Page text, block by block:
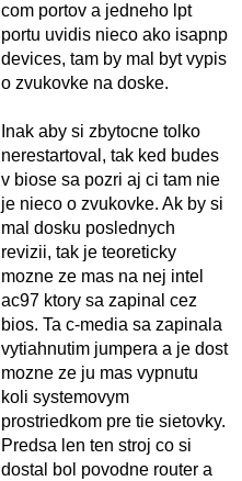
com portov a jedneho lpt
portu uvidis nieco ako isapnp
devices, tam by mal byt vypis
o zvukovke na doske.
Inak aby si zbytocne tolko
nerestartoval, tak ked budes
v biose sa pozri aj ci tam nie
je nieco o zvukovke. Ak by si
mal dosku poslednych
revizii, tak je teoreticky
mozne ze mas na nej intel
ac97 ktory sa zapinal cez
bios. Ta c-media sa zapinala
vytiahnutim jumpera a je dost
mozne ze ju mas vypnutu
koli systemovym
prostriedkom pre tie sietovky.
Predsa len ten stroj co si
dostal bol povodne router a